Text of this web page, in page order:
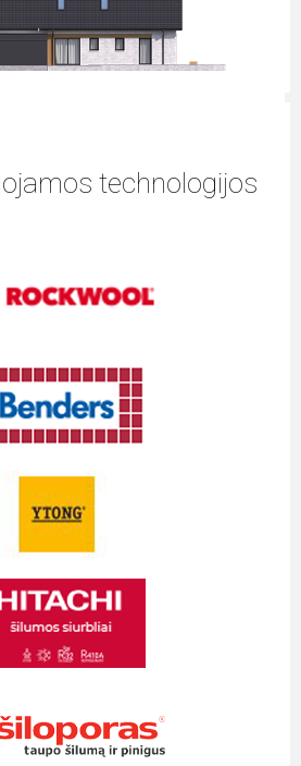
technologijos